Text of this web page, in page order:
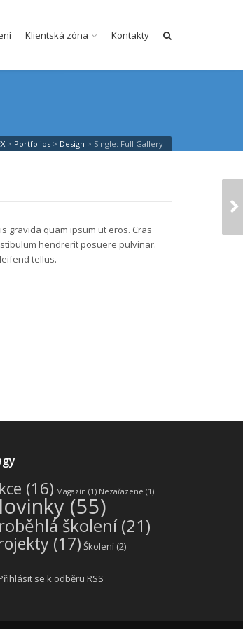
Klientská zóna Kontakty
> Portfolios > Design > Single: Full Gallery
gravida quam ipsum ut eros. Cras
hendrerit posuere pulvinar.
tellus.
(16) Magazín (1) Nezařazené (1)
(55)
školení(21)
(17) Školení(2)
se k odběru RSS